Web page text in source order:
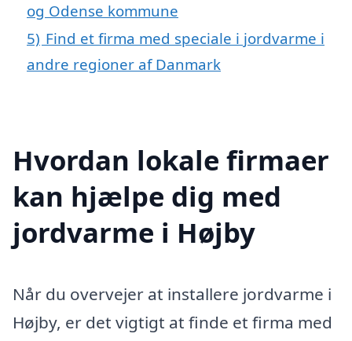
og Odense kommune
5) Find et firma med speciale i jordvarme i
andre regioner af Danmark
Hvordan lokale firmaer
kan hjælpe dig med
jordvarme i Højby
Når du overvejer at installere jordvarme i
Højby, er det vigtigt at finde et firma med